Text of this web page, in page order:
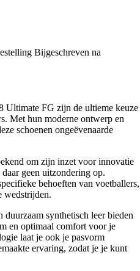
Bijgeschreven na
Ultimate FG zijn de ultieme keuze
Met hun moderne ontwerp en
schoenen ongeëvenaarde
om zijn inzet voor innovatie
geen uitzondering op.
behoeften van voetballers,
wedstrijden.
synthetisch leer bieden
en optimaal comfort voor je
laat je ook je pasvorm
ervaring, zodat je je kunt